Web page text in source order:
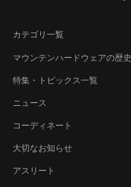
カテゴリ一覧
マウンテンハードウェアの歴史
特集・トピックス一覧
ニュース
コーディネート
大切なお知らせ
アスリート